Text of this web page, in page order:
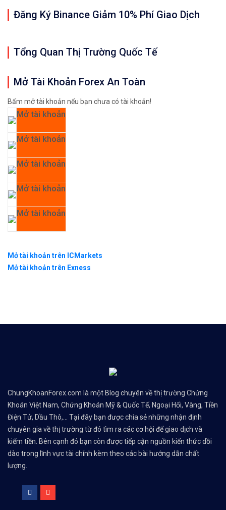
Đăng Ký Binance Giảm 10% Phí Giao Dịch
Tổng Quan Thị Trường Quốc Tế
Mở Tài Khoản Forex An Toàn
Bấm mở tài khoản nếu bạn chưa có tài khoản!
Mở tài khoản
Mở tài khoản
Mở tài khoản
Mở tài khoản
Mở tài khoản
Mở tài khoản trên ICMarkets
Mở tài khoản trên Exness
ChungKhoanForex.com là một Blog chuyên về thị trường Chứng
Khoán Việt Nam, Chứng Khoán Mỹ & Quốc Tế, Ngoại Hối, Vàng, Tiền
Điện Tử, Dầu Thô,... Tại đây bạn được chia sẻ những nhận định
chuyên gia về thị trường từ đó tìm ra các cơ hội để giao dịch và
kiếm tiền. Bên cạnh đó bạn còn được tiếp cận nguồn kiến thức dồi
dào trong lĩnh vực tài chính kèm theo các bài hướng dẫn chất
lượng.